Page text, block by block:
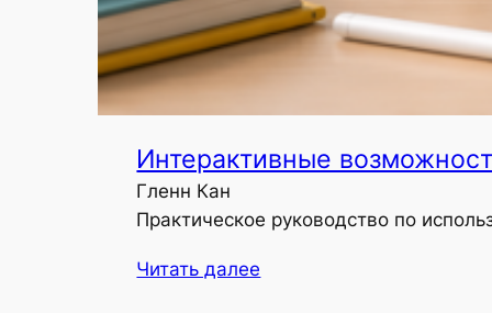
Интерактивные
Гленн Кан
Практическое руководство по
Читать далее